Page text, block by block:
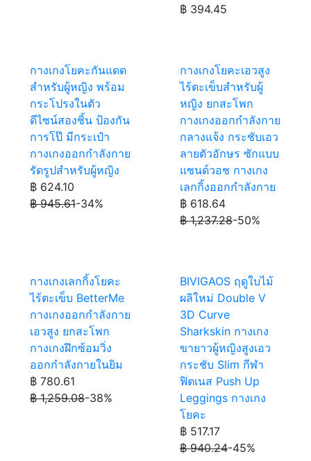
฿ 394.45
กางเกงโยคะกันแดด
สำหรับผู้หญิง พร้อม
กระโปรงในตัว
ดีไซน์สองชิ้น ป้องกัน
การโป๊ มีกระเป๋า
กางเกงออกกำลังกาย
รัดรูปสำหรับผู้หญิง
฿ 624.10
฿ 945.61-34%
กางเกงโยคะเอวสูง
ไร้ตะเข็บสำหรับผู้
หญิง ยกสะโพก
กางเกงออกกำลังกาย
กลางแจ้ง กระชับเอว
ลายตัวอักษร ซักแบบ
แซนด์วอช กางเกง
เลกกิ้งออกกำลังกาย
฿ 618.64
฿ 1,237.28-50%
กางเกงเลกกิ้งโยคะ
ไร้ตะเข็บ BetterMe
กางเกงออกกำลังกาย
เอวสูง ยกสะโพก
กางเกงฝึกซ้อมวิ่ง
ออกกำลังกายในยิม
฿ 780.61
฿ 1,259.08-38%
BIVIGAOS ฤดูใบไม้
ผลิใหม่ Double V
3D Curve
Sharkskin กางเกง
ขายาวผู้หญิงสูงเอว
กระชับ Slim กีฬา
ฟิตเนส Push Up
Leggings กางเกง
โยคะ
฿ 517.17
฿ 940.24-45%